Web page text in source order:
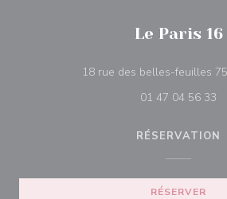
Le Paris 16
18 rue des belles-feuilles
01 47 04 56 33
RÉSERVATION
RÉSERVER